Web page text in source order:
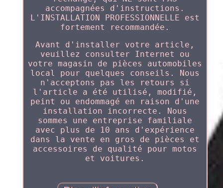
accompagnées d'instructions.
L'INSTALLATION PROFESSIONNELLE est
fortement recommandée.
Avant d'installer votre article,
veuillez consulter Internet ou
votre magasin de pièces automobiles
local pour quelques conseils. Nous
n'acceptons pas les retours si
l'article a été utilisé, modifié,
peint ou endommagé en raison d'une
installation incorrecte. Nous
sommes une entreprise familiale
avec plus de 10 ans d'expérience
dans la vente en gros de pièces et
accessoires de qualité pour motos
et voitures.